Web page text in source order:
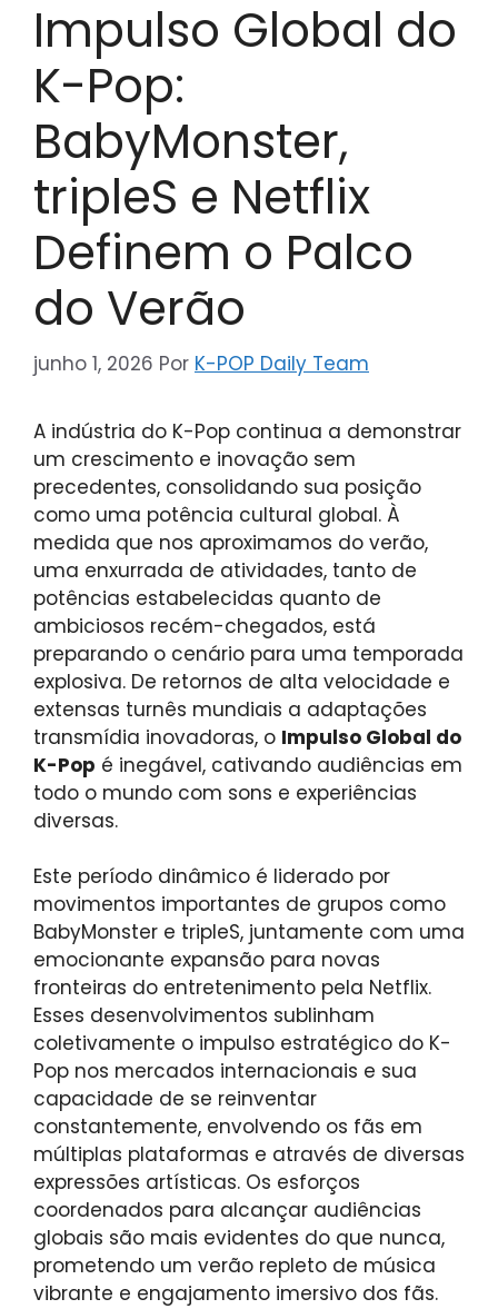
Impulso Global do
K-Pop:
BabyMonster,
tripleS e Netflix
Definem o Palco
do Verão
junho 1, 2026 Por K-POP Daily Team
A indústria do K-Pop continua a demonstrar
um crescimento e inovação sem
precedentes, consolidando sua posição
como uma potência cultural global. À
medida que nos aproximamos do verão,
uma enxurrada de atividades, tanto de
potências estabelecidas quanto de
ambiciosos recém-chegados, está
preparando o cenário para uma temporada
explosiva. De retornos de alta velocidade e
extensas turnês mundiais a adaptações
transmídia inovadoras, o Impulso Global do
K-Pop é inegável, cativando audiências em
todo o mundo com sons e experiências
diversas.
Este período dinâmico é liderado por
movimentos importantes de grupos como
BabyMonster e tripleS, juntamente com uma
emocionante expansão para novas
fronteiras do entretenimento pela Netflix.
Esses desenvolvimentos sublinham
coletivamente o impulso estratégico do K-
Pop nos mercados internacionais e sua
capacidade de se reinventar
constantemente, envolvendo os fãs em
múltiplas plataformas e através de diversas
expressões artísticas. Os esforços
coordenados para alcançar audiências
globais são mais evidentes do que nunca,
prometendo um verão repleto de música
vibrante e engajamento imersivo dos fãs.